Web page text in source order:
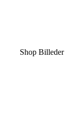
Shop Billeder